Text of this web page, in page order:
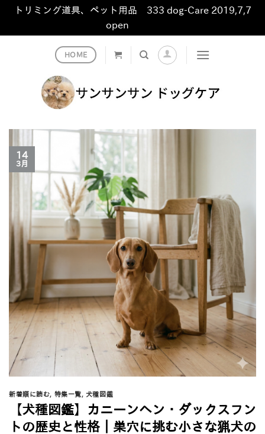
トリミング道具、ペット用品 333 dog-Care 2019,7,7
open
HOME
14
3月
新着順に読む 特集一覧 犬種図鑑
【犬種図鑑】カニーンヘン・ダックスフン
トの歴史と性格｜巣穴に挑む小さな猟犬の